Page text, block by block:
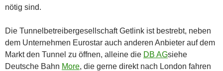
nötig sind.
Die Tunnelbetreibergesellschaft Getlink ist bestrebt, neben
dem Unternehmen Eurostar auch anderen Anbieter auf dem
Markt den Tunnel zu öffnen, alleine die DB AGsiehe
Deutsche Bahn More, die gerne direkt nach London fahren